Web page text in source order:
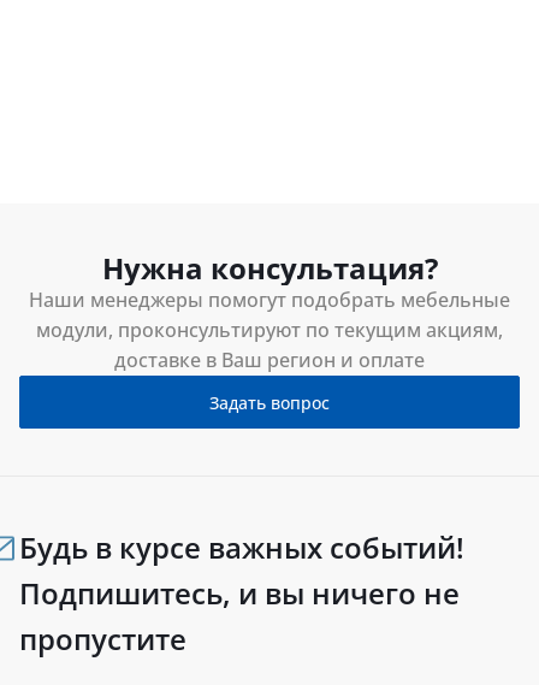
Нужна консультация?
Наши менеджеры помогут подобрать мебельные
модули, проконсультируют по текущим акциям,
доставке в Ваш регион и оплате
Задать вопрос
Будь в курсе важных событий!
Подпишитесь, и вы ничего не
пропустите